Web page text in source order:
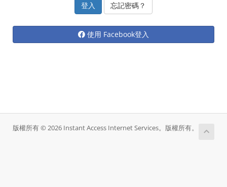
忘記密碼？
使用 Facebook登入
版權所有 © 2026 Instant Access Internet Services。版權所有。